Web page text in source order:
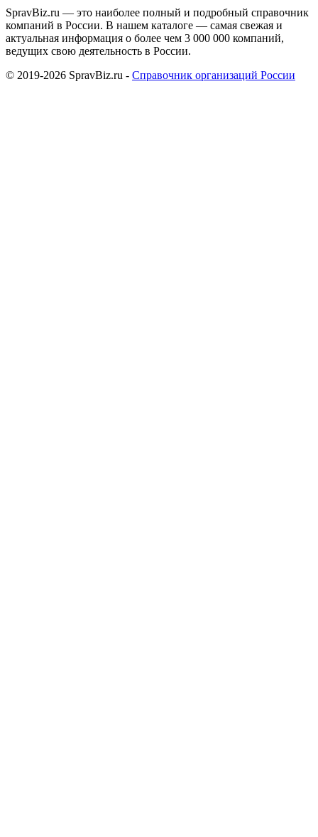
SpravBiz.ru — это наиболее полный и подробный справочник
компаний в России. В нашем каталоге — самая свежая и
актуальная информация о более чем 3 000 000 компаний,
ведущих свою деятельность в России.
© 2019-2026 SpravBiz.ru - Справочник организаций России